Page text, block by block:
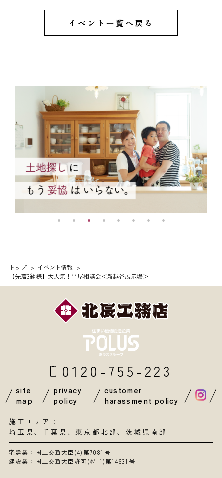
イベント一覧へ戻る
トップ
イベント情報
【先着3組様】大人気！平屋相談会＜新越谷展示場＞
0120-755-223
site
map
privacy
policy
customer
harassment policy
施工エリア：
埼玉県、 千葉県 、東京都北部、茨城県南部
宅建業：国土交通大臣(4)第7081号
建設業：国土交通大臣許可(特-1)第14631号